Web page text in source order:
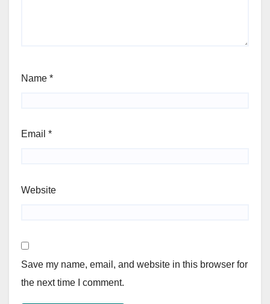
Name *
Email *
Website
Save my name, email, and website in this browser for
the next time I comment.